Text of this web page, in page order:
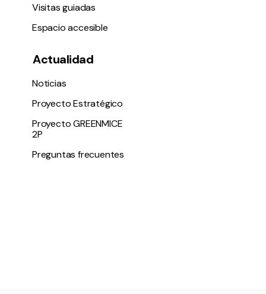
Visitas guiadas
Espacio accesible
Actualidad
Noticias
Proyecto Estratégico
Proyecto GREENMICE
2P
Preguntas frecuentes